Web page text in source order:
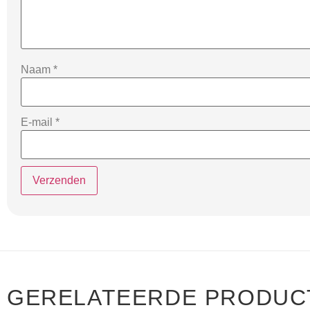
Naam *
E-mail *
GERELATEERDE